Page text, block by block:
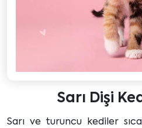
Sarı Dişi
Sarı ve turuncu kediler